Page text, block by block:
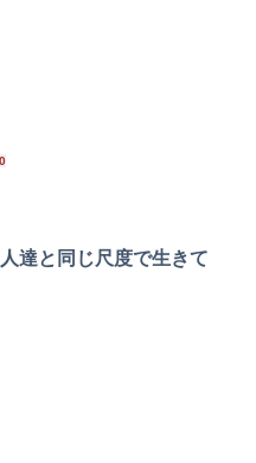
達と同じ尺度で生きて